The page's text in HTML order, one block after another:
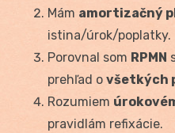
Mám amortizačný
istina/úrok/poplatky.
Porovnal som RPMN
prehľad o všetkých
Rozumiem
pravidlám refixácie.